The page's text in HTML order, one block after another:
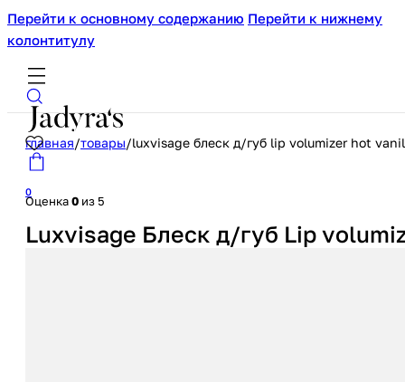
Перейти к основному содержанию Перейти к нижнему
колонтитулу
0
главная/товары/luxvisage блеск д/губ lip volumizer hot
Оценка0 из 5
Luxvisage Блеск д/губ Lip